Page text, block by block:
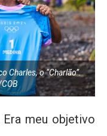
Charles, o “Charlão”.
Era meu objetivo